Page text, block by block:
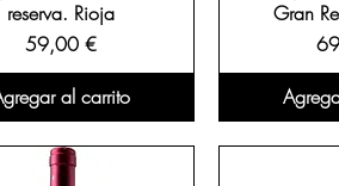
un final largo y persistente.
antiguo que valoran la
o coleccionar, esta añada
alma.
reserva. Rioja
Precio
59,00 €
al carrito
Gran